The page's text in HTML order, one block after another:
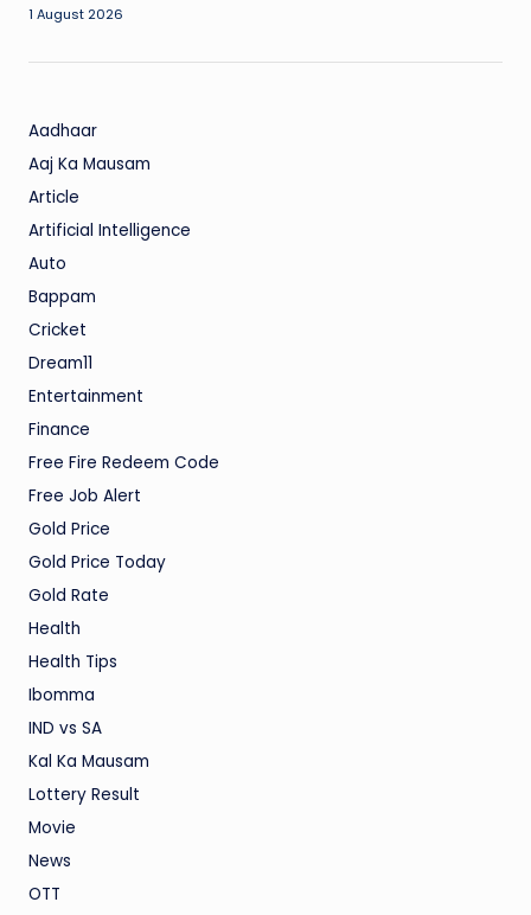
1 August 2026
Aadhaar
Aaj Ka Mausam
Article
Artificial Intelligence
Auto
Bappam
Cricket
Dream11
Entertainment
Finance
Free Fire Redeem Code
Free Job Alert
Gold Price
Gold Price Today
Gold Rate
Health
Health Tips
Ibomma
IND vs SA
Kal Ka Mausam
Lottery Result
Movie
News
OTT